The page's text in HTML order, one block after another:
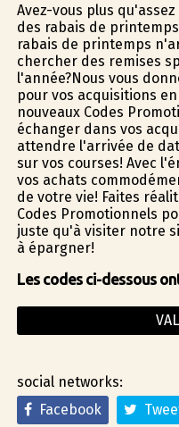
Avez-vous plus
des rabais de
rabais de printemps
chercher des remises
l'année?Nous vous
pour vos acquisitions
nouveaux Codes
échanger dans vos
attendre l'arrivée de
sur vos courses! Avec
vos achats
de votre vie! Faites
Codes Promotionnels
juste qu'à visiter notre
à épargner!
Les codes ci-dessous
social networks:
Facebook